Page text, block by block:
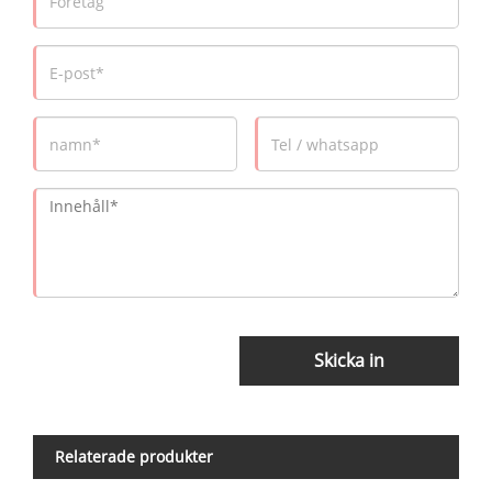
Skicka in
Relaterade produkter